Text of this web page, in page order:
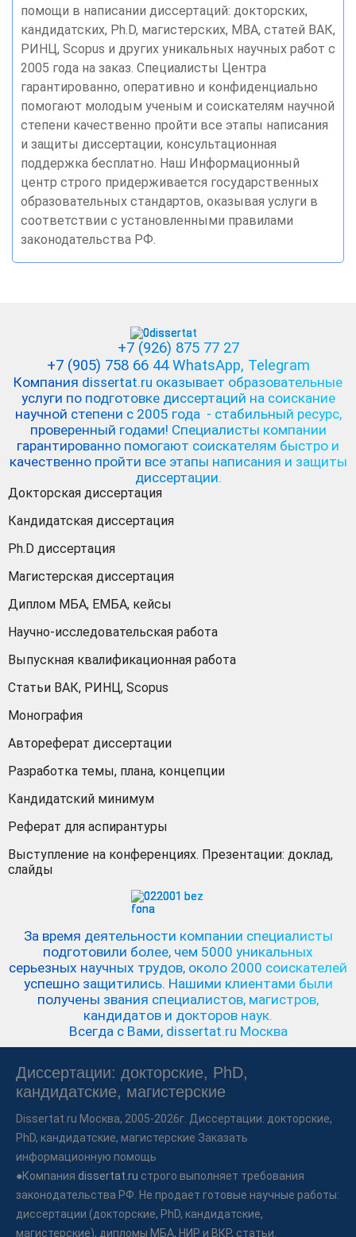
помощи в написании диссертаций: докторских,
кандидатских, Ph.D, магистерских, MBA, статей ВАК,
РИНЦ, Scopus и других уникальных научных работ с
2005 года на заказ. Специалисты Центра
гарантированно, оперативно и конфиденциально
помогают молодым ученым и соискателям научной
степени качественно пройти все этапы написания
и защиты диссертации, консультационная
поддержка бесплатно. Наш Информационный
центр строго придерживается государственных
образовательных стандартов, оказывая услуги в
соответствии с установленными правилами
законодательства РФ.
+7 (926) 875 77 27
+7 (905) 758 66 44 WhatsApp, Telegram
Компания dissertat.ru оказывает образовательные
услуги по подготовке диссертаций на соискание
научной степени с 2005 года - стабильный ресурс,
проверенный годами! Специалисты компании
гарантированно помогают соискателям быстро и
качественно пройти все этапы написания и защиты
диссертации.
Докторская диссертация
Кандидатская диссертация
Ph.D диссертация
Магистерская диссертация
Диплом МБА, ЕМБА, кейсы
Научно-исследовательская работа
Выпускная квалификационная работа
Статьи ВАК, РИНЦ, Scopus
Монография
Автореферат диссертации
Разработка темы, плана, концепции
Кандидатский минимум
Реферат для аспирантуры
Выступление на конференциях. Презентации: доклад,
слайды
За время деятельности компании специалисты
подготовили более, чем 5000 уникальных
серьезных научных трудов, около 2000 соискателей
успешно защитились. Нашими клиентами были
получены звания специалистов, магистров,
кандидатов и докторов наук.
Всегда с Вами, dissertat.ru Москва
Диссертации: докторские, PhD,
кандидатские, магистерские
Dissertat.ru Москва, 2005-2026г. Диссертации: докторские,
PhD, кандидатские, магистерские Заказать
информационную помощь
●Компания dissertat.ru строго выполняет требования
законодательства РФ. Не продает готовые научные работы:
диссертации (докторские, PhD, кандидатские,
магистерские), дипломы МБА, НИР и ВКР, статьи.